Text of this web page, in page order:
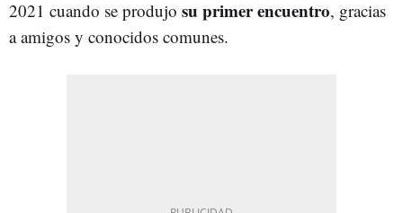
2021 cuando se produjo su primer encuentro, gracias
a amigos y conocidos comunes.